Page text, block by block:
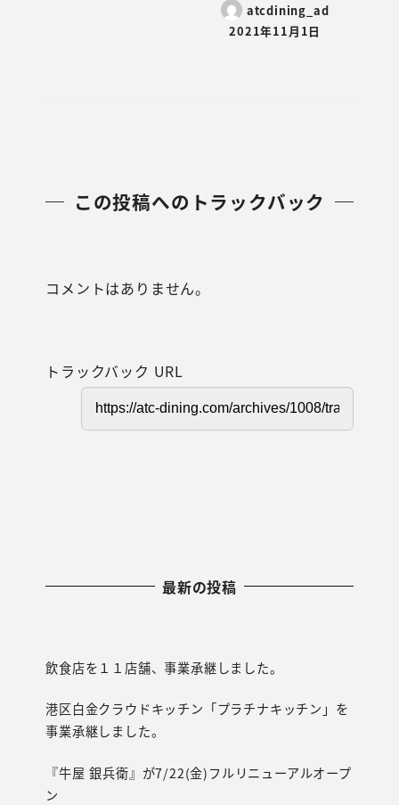
atcdining_ad
2021年11月1日
この投稿へのトラックバック
コメントはありません。
トラックバック URL
最新の投稿
飲食店を１１店舗、事業承継しました。
港区白金クラウドキッチン「プラチナキッチン」を
事業承継しました。
『牛屋 銀兵衛』が7/22(金)フルリニューアルオープ
ン